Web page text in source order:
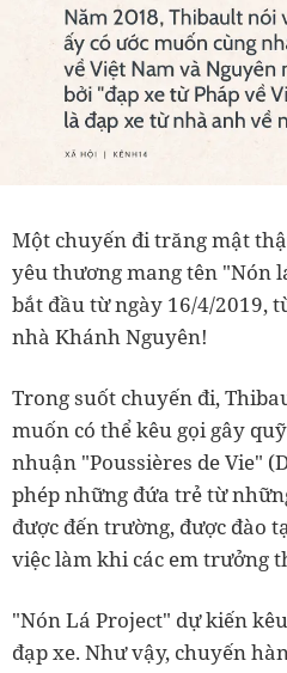
Một chuyến đi trăng mật
yêu thương mang tên "Nón
bắt đầu từ ngày 16/4/2019,
nhà Khánh Nguyên!
Trong suốt chuyến đi,
muốn có thể kêu gọi gây
nhuận "Poussières de Vie"
phép những đứa trẻ từ
được đến trường, được đào
việc làm khi các em trưởng
"Nón Lá Project" dự kiến
đạp xe. Như vậy, chuyến